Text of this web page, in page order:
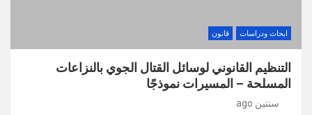
ابحاث ودراسات قانون
التنظيم القانوني لوسائل القتال الجوي بالنزاعات
المسلحة – المسيرات نموذجًا
سنتين ago